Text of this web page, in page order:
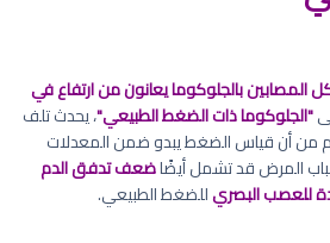
المصابين بالجلوكوما يعانون من ارتفاع في
"الجلوكوما ذات الضغط الطبيعي"، يحدث تلف
من أن قياس الضغط يبدو ضمن المعدلات
المرض قد تشمل أيضًاضعف تدفق الدم
للعصب البصريللضغط الطبيعي.